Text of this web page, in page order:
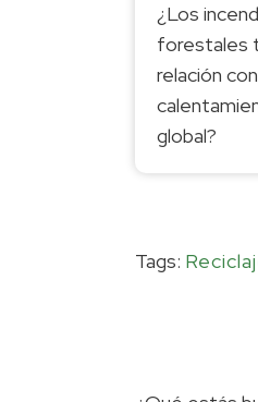
¿Los
forestales
relación
global?
Tags: